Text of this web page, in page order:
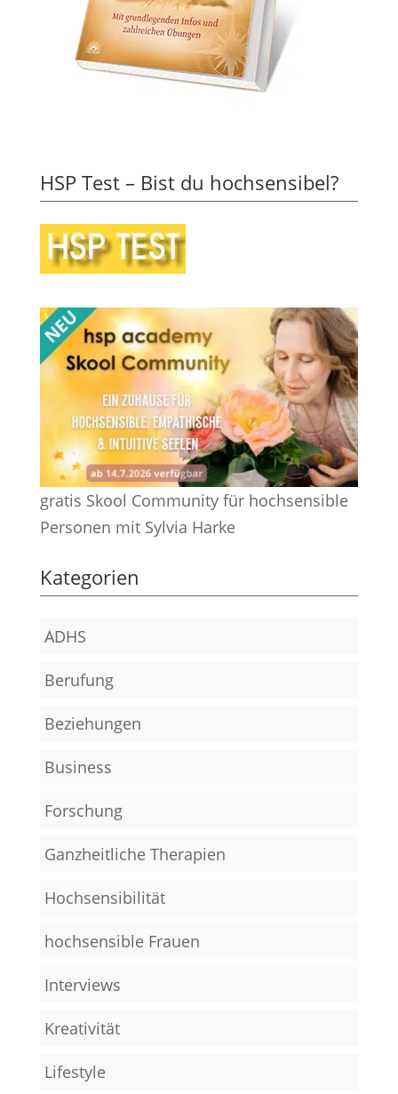
HSP Test – Bist du hochsensibel?
gratis Skool Community für hochsensible
Personen mit Sylvia Harke
Kategorien
ADHS
Berufung
Beziehungen
Business
Forschung
Ganzheitliche Therapien
Hochsensibilität
hochsensible Frauen
Interviews
Kreativität
Lifestyle